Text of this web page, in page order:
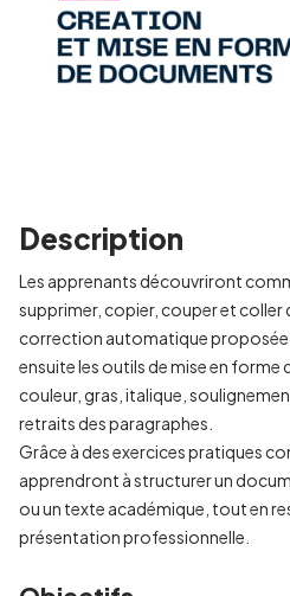
Description
Les apprenants découvriront
supprimer, copier, couper et coller
correction automatique proposée
ensuite les outils de mise en forme
couleur, gras, italique,
retraits des paragraphes.
Grâce à des exercices pratiques
apprendront à structurer un
ou un texte académique, tout en
présentation professionnelle.